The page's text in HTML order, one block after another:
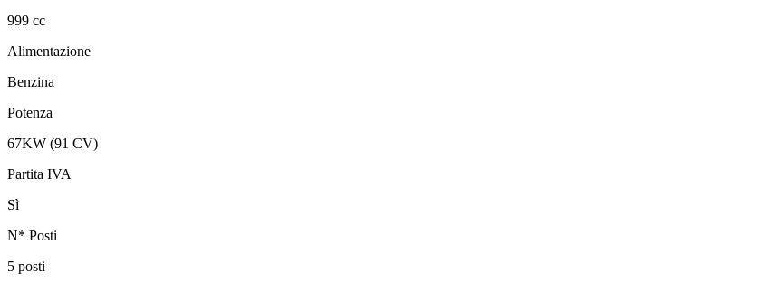
999 cc
Alimentazione
Benzina
Potenza
67KW (91 CV)
Partita IVA
Sì
N* Posti
5 posti